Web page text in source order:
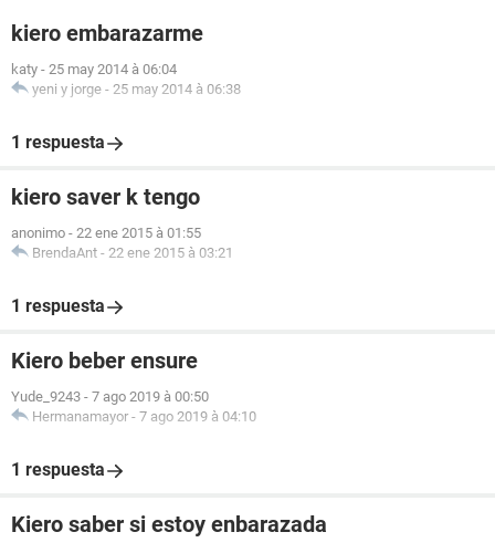
kiero embarazarme
katy - 25 may 2014 à 06:04
yeni y jorge - 25 may 2014 à 06:38
1 respuesta
kiero saver k tengo
anonimo - 22 ene 2015 à 01:55
BrendaAnt - 22 ene 2015 à 03:21
1 respuesta
Kiero beber ensure
Yude_9243 - 7 ago 2019 à 00:50
Hermanamayor - 7 ago 2019 à 04:10
1 respuesta
Kiero saber si estoy enbarazada